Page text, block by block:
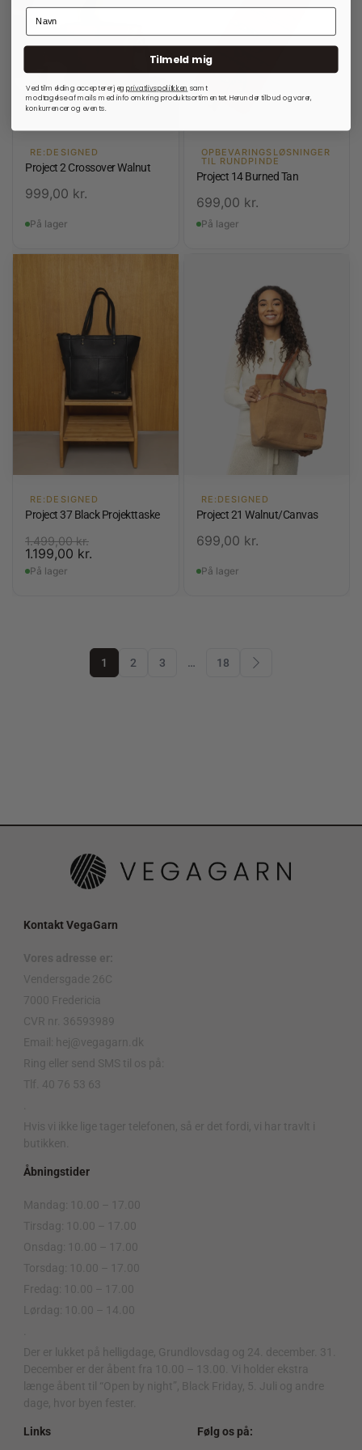
RE:DESIGNED
Project 2 Crossover Walnut
999,00 kr.
På lager
OPBEVARINGSLØSNINGER
TIL RUNDPINDE
Project 14 Burned Tan
699,00 kr.
På lager
RE:DESIGNED
Project 37 Black Projekttaske
1.499,00kr.
1.199,00 kr.
På lager
RE:DESIGNED
Project 21 Walnut/Canvas
699,00 kr.
På lager
1 2 3 … 18
Kontakt VegaGarn
Vores adresse er:
Vendersgade 26C
7000 Fredericia
CVR nr. 36593989
Email: hej@vegagarn.dk
Ring eller send SMS til os på:
Tlf. 40 76 53 63
Hvis vi ikke lige tager telefonen, så er det fordi, vi har travlt i
butikken.
Åbningstider
Mandag: 10.00 – 17.00
Tirsdag: 10.00 – 17.00
Onsdag: 10.00 – 17.00
Torsdag: 10.00 – 17.00
Fredag: 10.00 – 17.00
Lørdag: 10.00 – 14.00
Der er lukket på helligdage, Grundlovsdag og 24. december. 31.
December er der åbent fra 10.00 – 13.00. Vi holder ekstra
længe åbent til “Open by night”, Black Friday, 5. Juli og andre
dage, hvor byen fester.
Links Følg os på:
Tilmeld mig
Ved tilmelding accepterer jegprivatlivspolitkken samt
modtagelse af mails med info omkring produktsortimentet. Herunder tilbud og varer,
konkurrencer og events.